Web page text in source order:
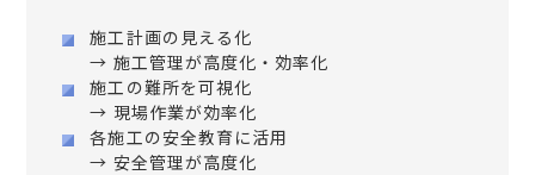
施工計画の見える化
→ 施工管理が高度化・効率化
施工の難所を可視化
→ 現場作業が効率化
各施工の安全教育に活用
→ 安全管理が高度化